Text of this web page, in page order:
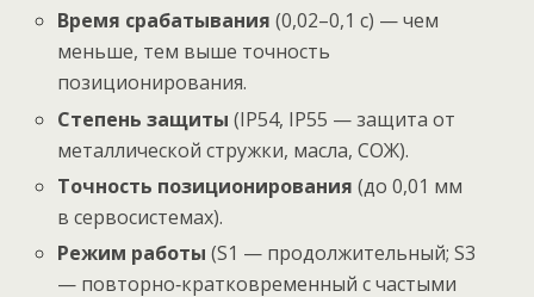
Время срабатывания (0,02–0,1 с) — чем
меньше, тем выше точность
позиционирования.
Степень защиты (IP54, IP55 — защита от
металлической стружки, масла, СОЖ).
Точность позиционирования (до 0,01 мм
в сервосистемах).
Режим работы (S1 — продолжительный; S3
— повторно‑кратковременный с частыми